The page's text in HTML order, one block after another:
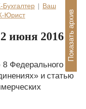
Ваш
Юрист Показать архив
июня 2016 г.
Федерального
и статью